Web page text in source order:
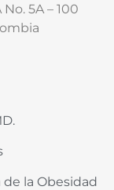
5A – 100
de la Obesidad